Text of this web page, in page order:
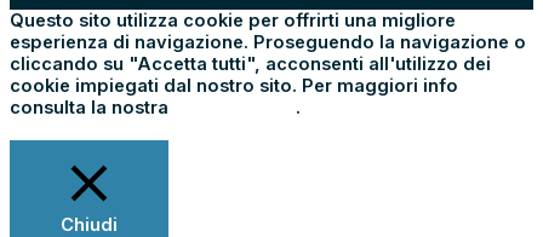
Questo sito utilizza cookie per offrirti una migliore
esperienza di navigazione. Proseguendo la navigazione o
cliccando su "Accetta tutti", acconsenti all'utilizzo dei
cookie impiegati dal nostro sito. Per maggiori info
consulta la nostra
.
Chiudi